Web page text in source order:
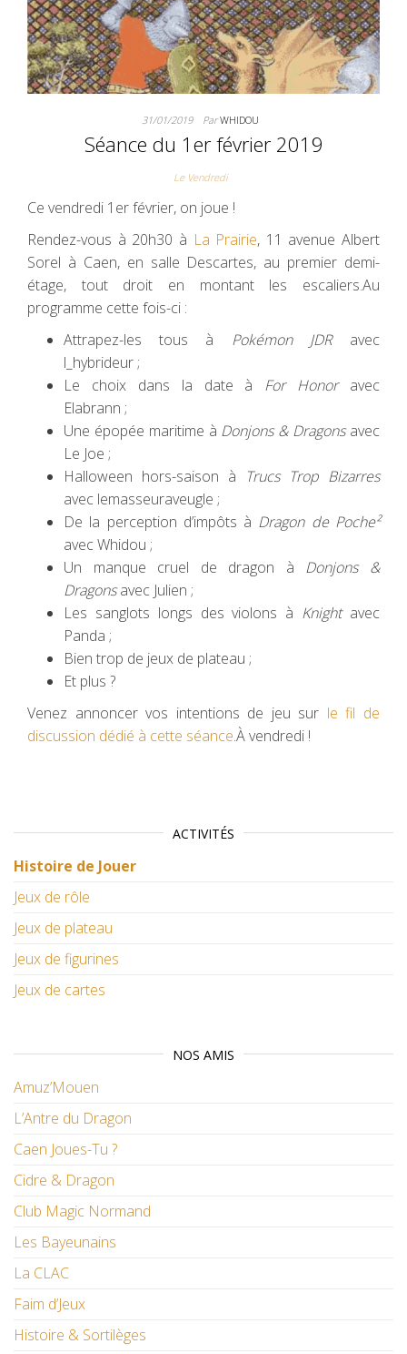
31/01/2019 ParWHIDOU
Séance du 1er février 2019
Le Vendredi
Ce vendredi 1er février, on joue !
Rendez-vous à 20h30 à La Prairie, 11 avenue Albert
Sorel à Caen, en salle Descartes, au premier demi-
étage, tout droit en montant les escaliers.Au
programme cette fois-ci :
Attrapez-les tous à Pokémon JDRavec
l_hybrideur ;
Le choix dans la date à For Honoravec
Elabrann ;
Une épopée maritime à Donjons & Dragonsavec
Le Joe ;
Halloween hors-saison à
Trucs Trop Bizarres
avec lemasseuraveugle ;
De la perception d’impôts à Dragon de Poche²
avec Whidou ;
Un manque cruel de dragon à Donjons &
Dragonsavec Julien ;
Les sanglots longs des violons à Knightavec
Panda ;
Bien trop de jeux de plateau ;
Et plus ?
Venez annoncer vos intentions de jeu sur le fil de
discussion dédié à cette séance.À vendredi !
ACTIVITÉS
Histoire de Jouer
Jeux de rôle
Jeux de plateau
Jeux de figurines
Jeux de cartes
NOS AMIS
Amuz’Mouen
L’Antre du Dragon
Caen Joues-Tu ?
Cidre & Dragon
Club Magic Normand
Les Bayeunains
La CLAC
Faim d’Jeux
Histoire & Sortilèges